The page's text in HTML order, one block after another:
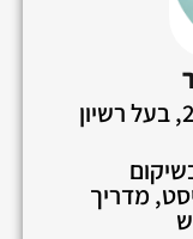
פיזיותרפיסט מוסמך משנת 2017, בעל רשיון
מדריך